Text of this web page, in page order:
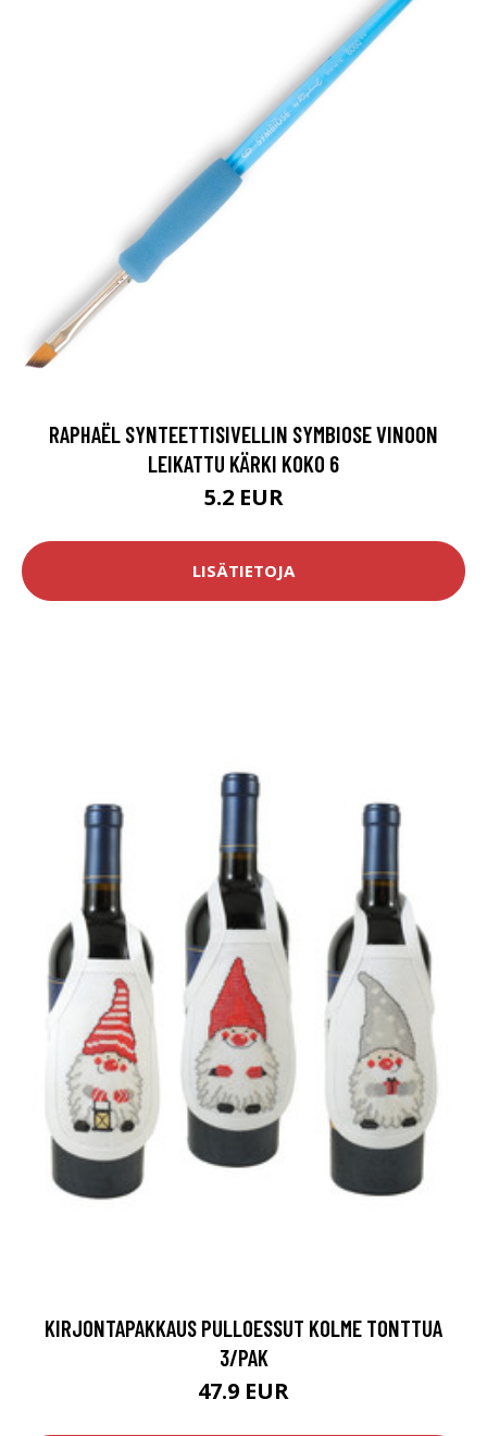
RAPHAËL SYNTEETTISIVELLIN SYMBIOSE VINOON
LEIKATTU KÄRKI KOKO 6
5.2 EUR
LISÄTIETOJA
KIRJONTAPAKKAUS PULLOESSUT KOLME TONTTUA
3/PAK
47.9 EUR